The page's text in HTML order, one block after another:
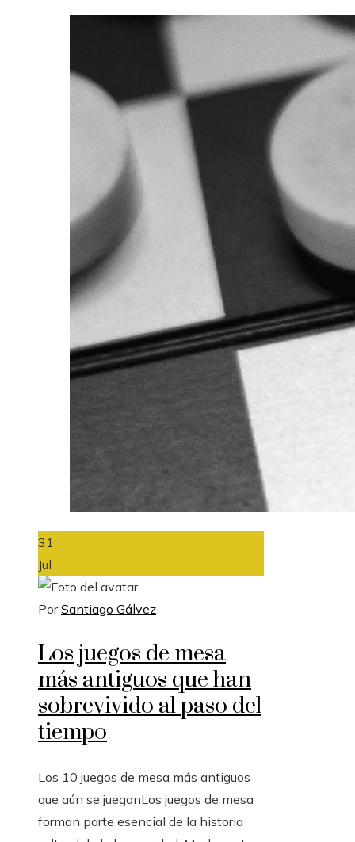
31
Jul
PorSantiago Gálvez
Los juegos de mesa
más antiguos que han
sobrevivido al paso del
tiempo
Los 10 juegos de mesa más antiguos
que aún se jueganLos juegos de mesa
forman parte esencial de la historia